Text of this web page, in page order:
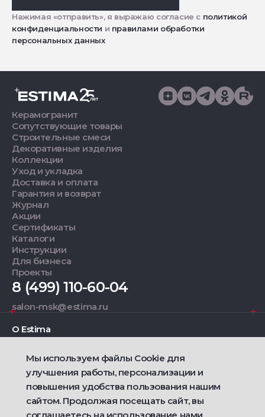
Нажимая «отправить», я выражаю согласие с политикой
конфиденциальности и правилами обработки
персональных данных
Керамогранит
Сопутствующие товары
Строительные смеси
Декоративные изделия
Коллекции
Уход и укладка
Доставка и оплата
Гарантия и возврат
Журнал
Акции
Сертификаты
Каталоги
Инструкции
Для бизнеса
Проекты
8 (499) 110-60-04
salon-msk@estima.ru
О Estima
Дизайнерам
Фирменные салоны
Мы используем файлы Cookie для
улучшения работы, персонализации и
повышения удобства пользования нашим
сайтом. Продолжая посещать сайт, вы